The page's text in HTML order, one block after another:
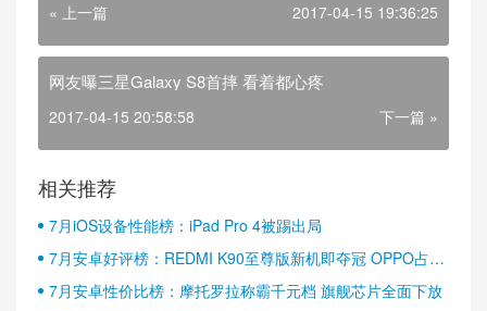
« 上一篇 2017-04-15 19:36:25
网友曝三星Galaxy S8首摔 看着都心疼
2017-04-15 20:58:58 下一篇 »
相关推荐
7月iOS设备性能榜：iPad Pro 4被踢出局
7月安卓好评榜：REDMI K90至尊版新机即夺冠 OPPO占据
半壁江山
7月安卓性价比榜：摩托罗拉称霸千元档 旗舰芯片全面下放